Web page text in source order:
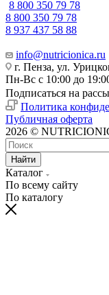
8 800 350 79 78
8 800 350 79 78
8 937 437 58 88
info@nutricionica.ru
г. Пенза, ул.
Пн-Вс с 10:00 до
Подписаться на
Политика
Публичная оферта
2026 ©
Найти
Каталог
По всему сайту
По каталогу